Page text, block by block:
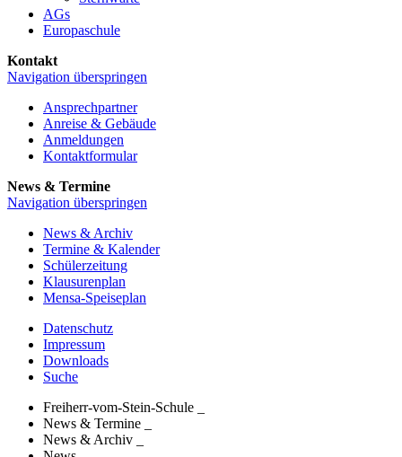
AGs
Europaschule
Kontakt
Navigation überspringen
Ansprechpartner
Anreise & Gebäude
Anmeldungen
Kontaktformular
News & Termine
Navigation überspringen
News & Archiv
Termine & Kalender
Schülerzeitung
Klausurenplan
Mensa-Speiseplan
Datenschutz
Impressum
Downloads
Suche
Freiherr-vom-Stein-Schule
News & Termine
News & Archiv